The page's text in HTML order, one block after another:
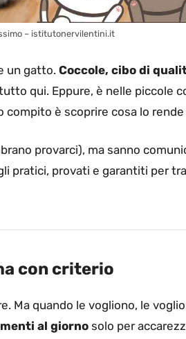
– istitutonervilentini.it
un gatto. Coccole, cibo di
qui. Eppure, è nelle piccole
compito è scoprire cosa lo
provarci), ma sanno
pratici, provati e garantiti per
con criterio
Ma quando le vogliono, le
al giorno solo per